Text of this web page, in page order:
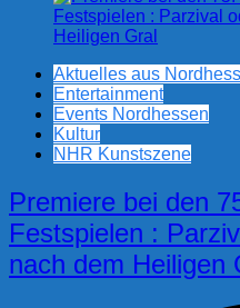
Aktuelles aus
Entertainment
Events Nordhessen
Kultur
NHR Kunstszene
Premiere bei den
Festspielen :
nach dem Heiligen